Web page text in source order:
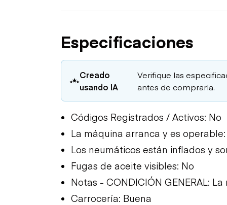
Especificaciones
Creado
usando IA
Verifique las
antes de comprarla.
Códigos Registrados / Activos: No
La máquina arranca y es
Los neumáticos están inflados y
Fugas de aceite visibles: No
Notas - CONDICIÓN GENERAL:
Carrocería: Buena